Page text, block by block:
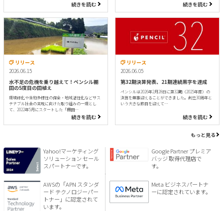
続きを読む 続きを読む
リリース
2026.06.15
水不足の危機を乗り越えて！ペンシル棚
田の5度目の田植え
環境緑化や生物多様性の保全・地域活性化などサス
テナブル社会の実現に向けた取り組みの一環とし
て、2022年5月にスタートした「棚田…
続きを読む
リリース
2026.06.05
第32期決算発表、21期連続黒字を達成
ペンシルは2026年2月28日に第32期（2025年度）の
決算を無事迎えることができました。創立30周年と
いう大きな節目を迎えて…
続きを読む
もっと見る
Yahoo!マーケティング
ソリューション セール
スパートナーです。
Google Partner プレミア
バッジ 取得代理店で
す。
AWSの「APN スタンダ
ード テクノロジーパー
トナー」に認定されて
います。
Meta ビジネスパートナ
ーに認定されています。